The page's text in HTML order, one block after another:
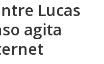
Lucas
agita